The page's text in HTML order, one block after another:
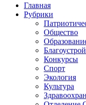
Промотать
содержимому
Главная
Рубрики
Общество
Конкурсы
Спорт
Экология
Культура